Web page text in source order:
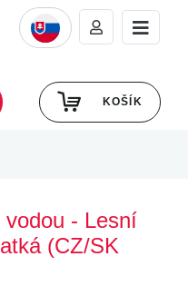
KOŠÍK
- Lesní
(CZ/SK